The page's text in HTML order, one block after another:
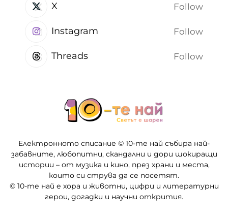
X Follow
Instagram Follow
Threads Follow
Електронното списание © 10-те най събира най-
забавните, любопитни, скандални и дори шокиращи
истории – от музика и кино, през храни и места,
които си струва да се посетят.
© 10-те най е хора и животни, цифри и литературни
герои, догадки и научни открития.